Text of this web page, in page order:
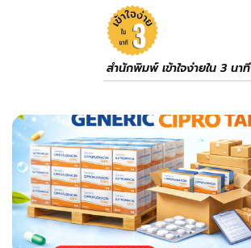
สำนักพิมพ์ เข้าใจง่ายใน 3 นาที